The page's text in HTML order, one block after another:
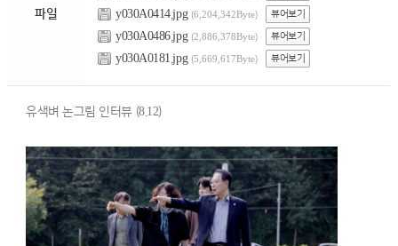
파일 y030A0414.jpg (6,204,342Byte) 뷰어보기
y030A0486.jpg (2,886,378Byte) 뷰어보기
y030A0181.jpg (5,669,617Byte) 뷰어보기
유색벼 논그림 인터뷰 (8.12)